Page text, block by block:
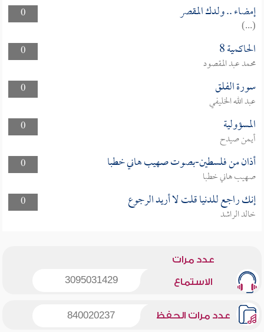
0
إمضاء .. ولدك المقصر
(...)
0
الحاكمية 8
محمد عبد المقصود
0
سورة الفلق
عبد الله الخليفي
0
المسؤولية
أيمن صيدح
0
أذان من فلسطين-بصوت صهيب هاني خطبا
صهيب هاني خطبا
0
إنك راجع للدنيا قلت لا أريد الرجوع
خالد الراشد
عدد مرات
الاستماع 3095031429
عدد مرات الحفظ 840020237